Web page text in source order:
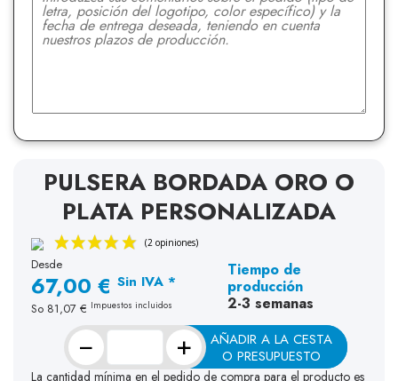
PULSERA BORDADA ORO O
PLATA PERSONALIZADA
Desde
67,00 € Sin IVA *
So 81,07 € Impuestos incluidos
Tiempo de
producción
2-3 semanas
− +
AÑADIR A LA CESTA
O PRESUPUESTO
La cantidad mínima en el pedido de compra para el producto es